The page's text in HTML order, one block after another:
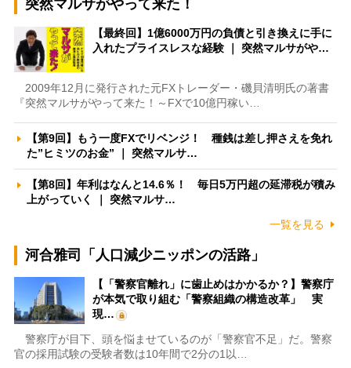
突然マルサがやって来た！
【最終回】1億6000万円の負債と引き換えに手に
入れたプライスレスな経験 ｜ 突然マルサがや…
2009年12月に発行された元FXトレーダー・磯貝清明氏の著書
『突然マルサがやって来た！～FXで10億円稼い…
【第9回】もう一度FXでリベンジ！ 種銭は差し押さえを免れ
た”ヒミツのお金” ｜ 突然マルサ…
【第8回】年利はなんと14.6％！ 毎日5万円超の延滞税が積み
上がっていく ｜ 突然マルサ…
一覧を見る
河合雅司「人口減少ニッポンの活路」
【「警察官離れ」に歯止めはかかるか？】警察庁
が本気で取り組む「警察組織の構造改革」 実
現…
警察庁が目下、頭を悩ませているのが「警察官不足」だ。警察
官の採用試験の受験者数は10年間で2分の1以…